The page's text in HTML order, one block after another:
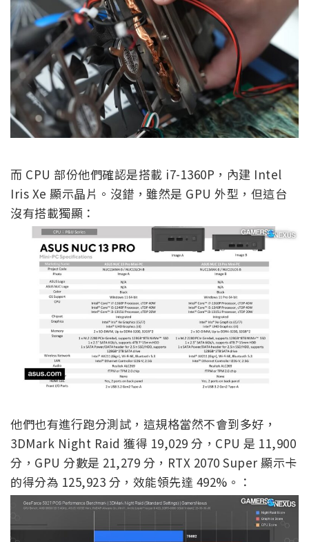
而 CPU 部份他們確認是搭載 i7-1360P，內建 Intel
Iris Xe 顯示晶片。沒錯，雖然是 GPU 外型，但這台
沒有搭載獨顯：
他們也有進行跑分測試，這規格當然不會到多好，
3DMark Night Raid 獲得 19,029 分，CPU 是 11,900
分，GPU 分數是 21,279 分，RTX 2070 Super 顯示卡
的得分為 125,923 分，效能領先達 492%。：